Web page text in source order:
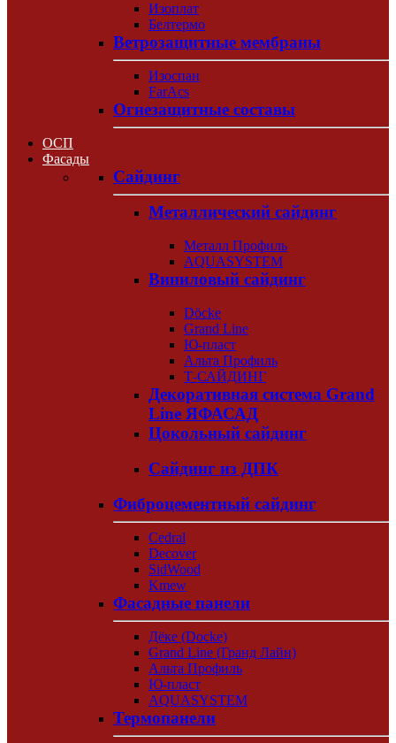
Изоплат
Белтермо
Ветрозащитные мембраны
Изоспан
FarAcs
Огнезащитные составы
ОСП
Фасады
Сайдинг
Металлический сайдинг
Металл Профиль
AQUASYSTEM
Виниловый сайдинг
Döcke
Grand Line
Ю-пласт
Альта Профиль
Т-САЙДИНГ
Декоративная система Grand
Line ЯФАСАД
Цокольный сайдинг
Сайдинг из ДПК
Фиброцементный сайдинг
Cedral
Decover
SidWood
Kmew
Фасадные панели
Дёке (Docke)
Grand Line (Гранд Лайн)
Альта Профиль
Ю-пласт
AQUASYSTEM
Термопанели